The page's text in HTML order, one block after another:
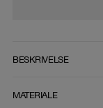
BESKRIVELSE
MATERIALE